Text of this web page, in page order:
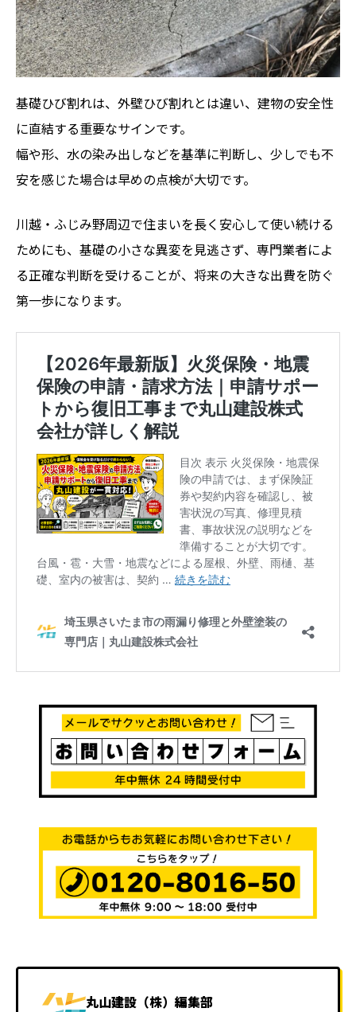
基礎ひび割れは、外壁ひび割れとは違い、建物の安全性
に直結する重要なサインです。
幅や形、水の染み出しなどを基準に判断し、少しでも不
安を感じた場合は早めの点検が大切です。
川越・ふじみ野周辺で住まいを長く安心して使い続ける
ためにも、基礎の小さな異変を見逃さず、専門業者によ
る正確な判断を受けることが、将来の大きな出費を防ぐ
第一歩になります。
丸山建設（株）編集部